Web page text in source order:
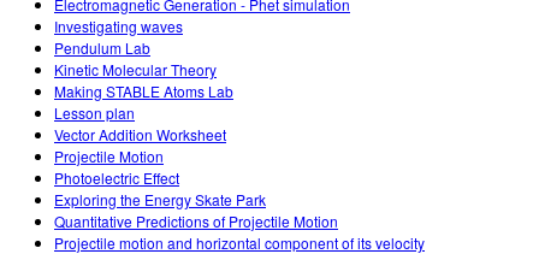
Electromagnetic Generation - Phet simulation
Investigating waves
Pendulum Lab
Kinetic Molecular Theory
Making STABLE Atoms Lab
Lesson plan
Vector Addition Worksheet
Projectile Motion
Photoelectric Effect
Exploring the Energy Skate Park
Quantitative Predictions of Projectile Motion
Projectile motion and horizontal component of its velocity